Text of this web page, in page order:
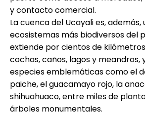
y contacto comercial.
La cuenca del Ucayali es, además,
ecosistemas más biodiversos del
extiende por cientos de
cochas, caños, lagos y meandros,
especies emblemáticas como el
paiche, el guacamayo rojo, la
shihuahuaco, entre miles de
árboles monumentales.